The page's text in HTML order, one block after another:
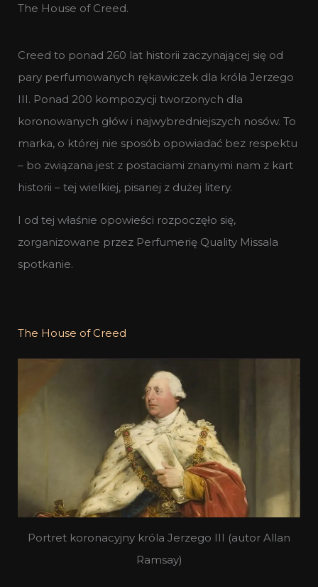
The House of Creed.
Creed to ponad 260 lat historii zaczynającej się od
pary perfumowanych rękawiczek dla króla Jerzego
III. Ponad 200 kompozycji tworzonych dla
koronowanych głów i najwybredniejszych nosów. To
marka, o której nie sposób opowiadać bez respektu
– bo związana jest z postaciami znanymi nam z kart
historii – tej wielkiej, pisanej z dużej litery.
I od tej właśnie opowieści rozpoczęło się,
zorganizowane przez Perfumerię Quality Missala
spotkanie.
The House of Creed
Portret koronacyjny króla Jerzego III (autor Allan
Ramsay)